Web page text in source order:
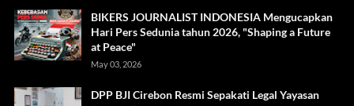
BIKERS JOURNALIST INDONESIA Mengucapkan
Hari Pers Sedunia tahun 2026, "Shaping a Future
at Peace"
May 03, 2026
DPP BJI Cirebon Resmi Sepakati Legal Yayasan